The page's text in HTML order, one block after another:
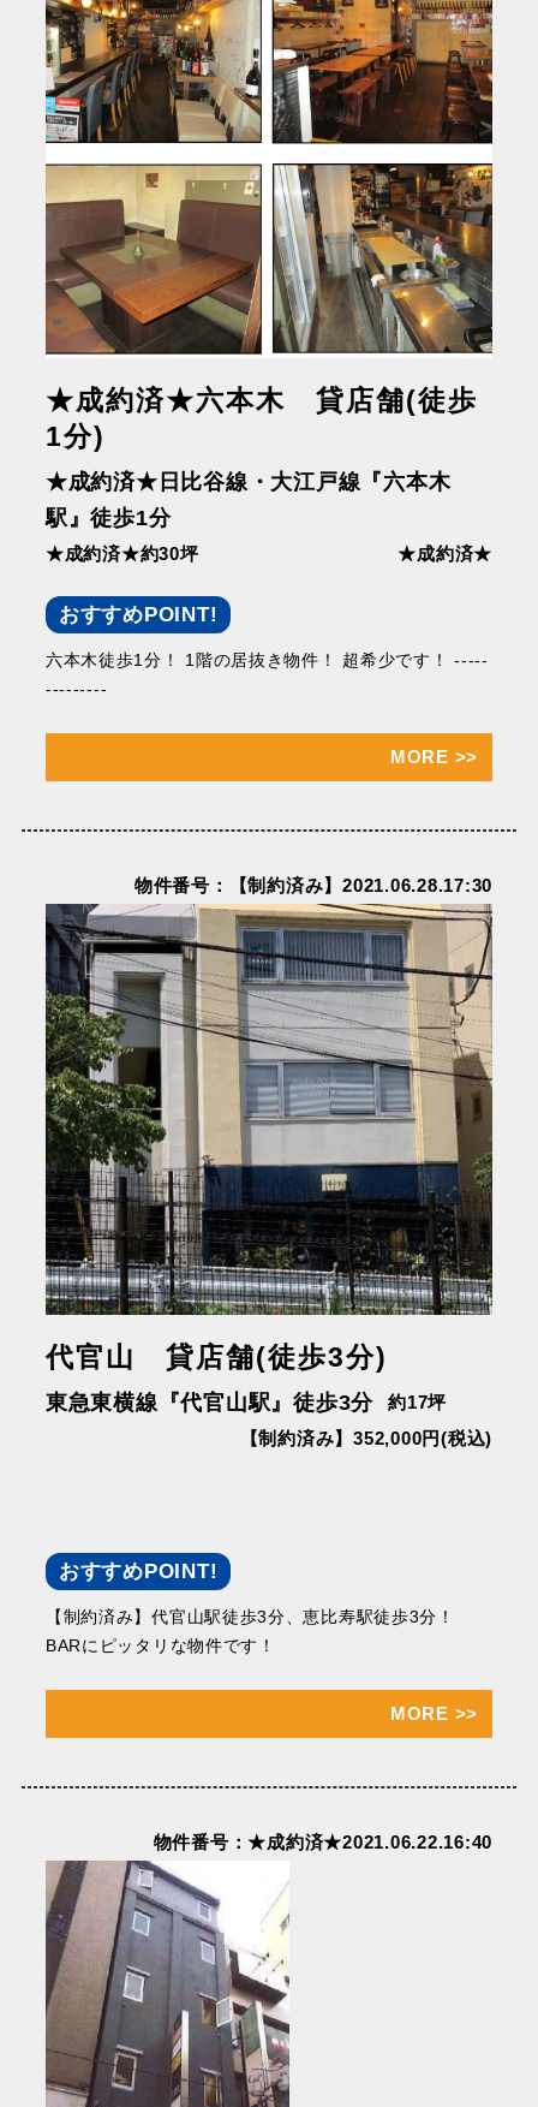
★成約済★六本木 貸店舗(徒歩
1分)
★成約済★日比谷線・大江戸線『六本木
駅』徒歩1分
★成約済★約30坪 ★成約済★
おすすめPOINT!
六本木徒歩1分！ 1階の居抜き物件！ 超希少です！ -----
---------
MORE >>
物件番号：【制約済み】2021.06.28.17:30
代官山 貸店舗(徒歩3分)
東急東横線『代官山駅』徒歩3分
約17坪
【制約済み】352,000円(税込)
おすすめPOINT!
【制約済み】代官山駅徒歩3分、恵比寿駅徒歩3分！
BARにピッタリな物件です！
MORE >>
物件番号：★成約済★2021.06.22.16:40